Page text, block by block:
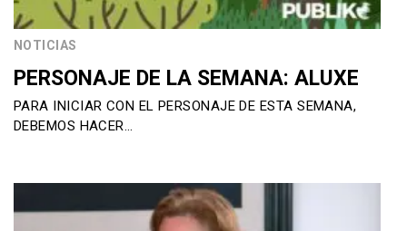
NOTICIAS
PERSONAJE DE LA SEMANA: ALUXE
PARA INICIAR CON EL PERSONAJE DE ESTA SEMANA,
DEBEMOS HACER…